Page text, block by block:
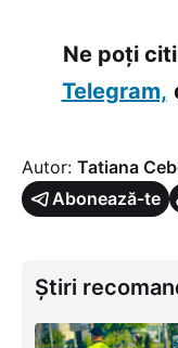
Ne poți
Telegram,
Autor: Tatiana
Abonează-te
Știri